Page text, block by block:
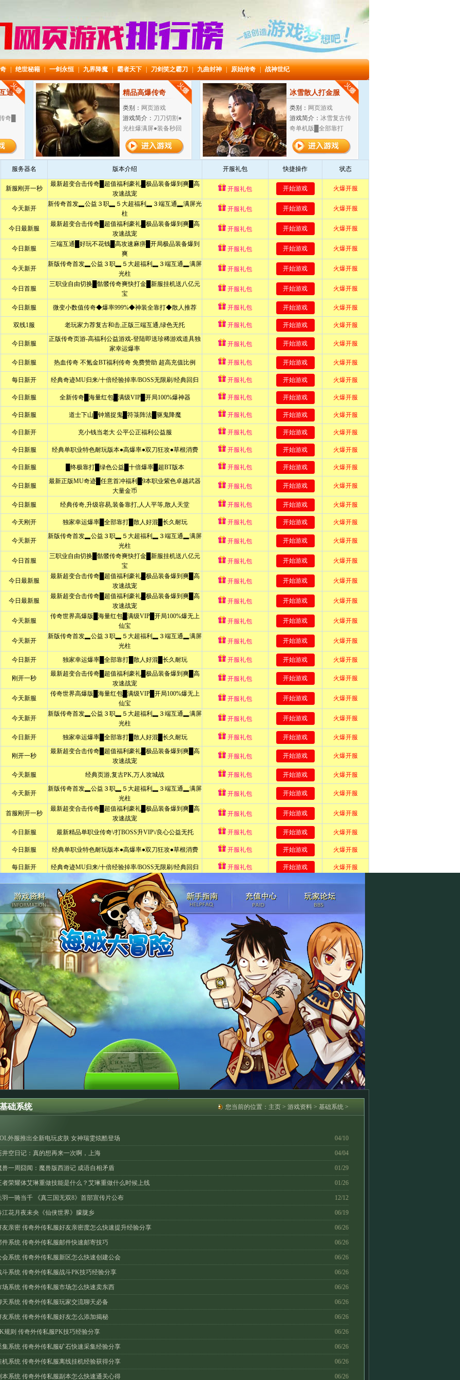
基础系统 您当前的位置： 主页 > 游戏资料 > 基础系统 >
04/10
外服推出全新电玩皮肤 女神瑞雯炫酷登场
04/04
井空日记：真的想再来一次啊，上海
01/29
兽一周囧闻：魔兽版西游记 成语自相矛盾
01/26
者荣耀体艾琳重做技能是什么？艾琳重做什么时候上线
12/12
羽一骑当千 《真三国无双8》首部宣传片公布
06/19
江花月夜未央《仙侠世界》朦胧乡
06/26
友亲密 传奇外传私服好友亲密度怎么快速提升经验分享
06/26
件系统 传奇外传私服邮件快速邮寄技巧
06/26
会系统 传奇外传私服新区怎么快速创建公会
06/26
斗系统 传奇外传私服战斗PK技巧经验分享
06/26
场系统 传奇外传私服市场怎么快速卖东西
06/26
天系统 传奇外传私服玩家交流聊天必备
06/26
友系统 传奇外传私服好友怎么添加揭秘
06/26
规则 传奇外传私服PK技巧经验分享
06/26
集系统 传奇外传私服矿石快速采集经验分享
06/26
机系统 传奇外传私服离线挂机经验获得分享
06/26
本系统 传奇外传私服副本怎么快速通关心得